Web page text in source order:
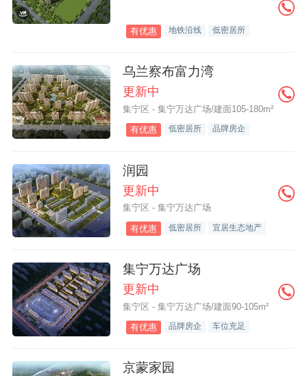
有优惠 地铁沿线 低密居所
乌兰察布富力湾
更新中
集宁区 - 集宁万达广场/建面105-180m²
有优惠 低密居所 品牌房企
润园
更新中
集宁区 - 集宁万达广场
有优惠 低密居所 宜居生态地产
集宁万达广场
更新中
集宁区 - 集宁万达广场/建面90-105m²
有优惠 品牌房企 车位充足
京蒙家园